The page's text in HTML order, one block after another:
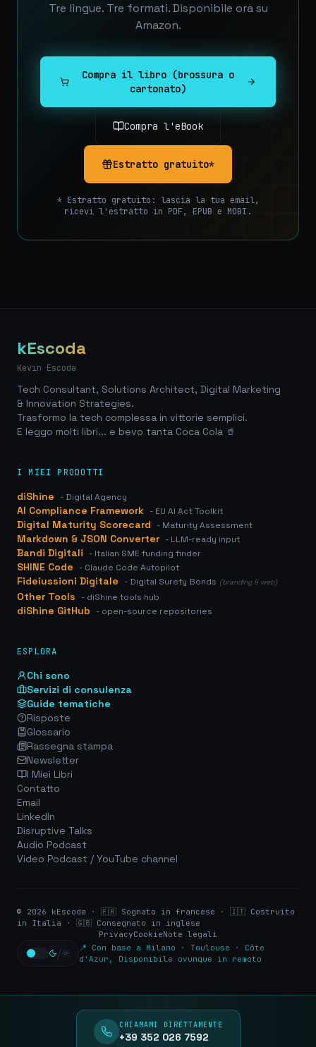
Tre lingue. Tre formati. Disponibile ora su
Amazon.
Compra il libro (brossura o
cartonato)
Compra l'eBook
Estratto gratuito*
* Estratto gratuito: lascia la tua email,
ricevi l'estratto in PDF, EPUB e MOBI.
kEscoda
Kevin Escoda
Tech Consultant, Solutions Architect, Digital Marketing
& Innovation Strategies.
Trasformo la tech complessa in vittorie semplici.
E leggo molti libri... e bevo tanta Coca Cola 🥤
I MIEI PRODOTTI
diShine - Digital Agency
AI Compliance Framework - EU AI Act Toolkit
Digital Maturity Scorecard - Maturity Assessment
Markdown & JSON Converter - LLM-ready input
Bandi Digitali - Italian SME funding finder
SHINE Code - Claude Code Autopilot
Fideiussioni Digitale - Digital Surety Bonds (branding & web)
Other Tools - diShine tools hub
diShine GitHub - open-source repositories
ESPLORA
Chi sono
Servizi di consulenza
Guide tematiche
Risposte
Glossario
Rassegna stampa
Newsletter
I Miei Libri
Contatto
Email
LinkedIn
Disruptive Talks
Audio Podcast
Video Podcast / YouTube channel
© 2026 kEscoda · 🇫🇷 Sognato in francese · 🇮🇹 Costruito
in Italia · 🇬🇧 Consegnato in inglese
PrivacyCookieNote legali
/
📍 Con base a Milano · Toulouse · Côte
d'Azur, Disponibile ovunque in remoto
CHIAMAMI DIRETTAMENTE
+39 352 026 7592